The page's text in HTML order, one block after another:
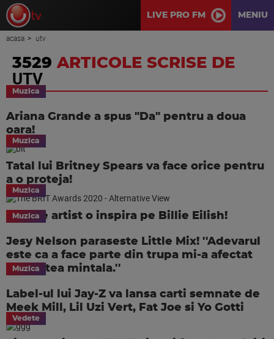
LIVE PRO FM MENIU
acasa utv
3529 ARTICOLE SCRISE DE
UTV
Muzica
Ariana Grande a spus "Da" pentru a doua
oara!
Muzica
Tatal lui Britney Spears va face orice pentru
a o proteja!
Muzica
Vezi ce artist o inspira pe Billie Eilish!
Muzica
Jesy Nelson paraseste Little Mix! ''Adevarul
este ca a face parte din trupa mi-a afectat
sanatatea mintala.''
Muzica
Label-ul lui Jay-Z va lansa carti semnate de
Meek Mill, Lil Uzi Vert, Fat Joe si Yo Gotti
Vedete